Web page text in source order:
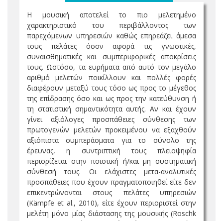
Η μουσική αποτελεί το πιο μελετημένο
χαρακτηριστικό του περιβάλλοντος των
παρεχόμενων υπηρεσιών καθώς επηρεάζει άμεσα
τους πελάτες όσον αφορά τις γνωστικές,
συναισθηματικές και συμπεριφορικές αποκρίσεις
τους. Ωστόσο, τα ευρήματα από αυτό τον μεγάλο
αριθμό μελετών ποικίλλουν και πολλές φορές
διαφέρουν μεταξύ τους τόσο ως προς το μέγεθος
της επίδρασης όσο και ως προς την κατεύθυνση ή
τη στατιστική σημαντικότητα αυτής. Αν και έχουν
γίνει αξιόλογες προσπάθειες σύνθεσης των
πρωτογενών μελετών προκειμένου να εξαχθούν
αξιόπιστα συμπεράσματα για το σύνολο της
έρευνας, η συντριπτική τους πλειοψηφία
περιορίζεται στην ποιοτική ή/και μη συστηματική
σύνθεσή τους. Οι ελάχιστες μετα-αναλυτικές
προσπάθειες που έχουν πραγματοποιηθεί είτε δεν
επικεντρώνονται στους πελάτες υπηρεσιών
(Kämpfe et al., 2010), είτε έχουν περιοριστεί στην
μελέτη μόνο μίας διάστασης της μουσικής (Roschk